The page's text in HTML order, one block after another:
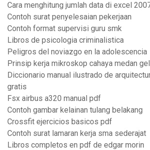
Cara menghitung jumlah data di excel
Contoh surat penyelesaian pekerjaan
Contoh format supervisi guru smk
Libros de psicologia criminalistica
Peligros del noviazgo en la adolescencia
Prinsip kerja mikroskop cahaya medan
Diccionario manual ilustrado de
gratis
Fsx airbus a320 manual pdf
Contoh gambar kelainan tulang belakang
Crossfit ejercicios basicos pdf
Contoh surat lamaran kerja sma sederajat
Libros completos en pdf de edgar morin